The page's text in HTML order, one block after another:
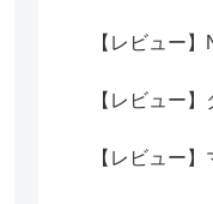
【レビュー】
【レビュー
【レビュー